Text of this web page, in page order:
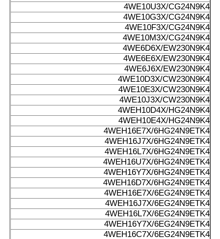
4WE10U3X/CG24N9K4
4WE10G3X/CG24N9K4
4WE10F3X/CG24N9K4
4WE10M3X/CG24N9K4
4WE6D6X/EW230N9K4
4WE6E6X/EW230N9K4
4WE6J6X/EW230N9K4
4WE10D3X/CW230N9K4
4WE10E3X/CW230N9K4
4WE10J3X/CW230N9K4
4WEH10D4X/HG24N9K4
4WEH10E4X/HG24N9K4
4WEH16E7X/6HG24N9ETK4
4WEH16J7X/6HG24N9ETK4
4WEH16L7X/6HG24N9ETK4
4WEH16U7X/6HG24N9ETK4
4WEH16Y7X/6HG24N9ETK4
4WEH16D7X/6HG24N9ETK4
4WEH16E7X/6EG24N9ETK4
4WEH16J7X/6EG24N9ETK4
4WEH16L7X/6EG24N9ETK4
4WEH16Y7X/6EG24N9ETK4
4WEH16C7X/6EG24N9ETK4